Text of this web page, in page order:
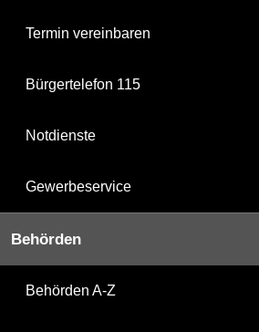
Termin vereinbaren
Bürgertelefon 115
Notdienste
Gewerbeservice
Behörden
Behörden A-Z